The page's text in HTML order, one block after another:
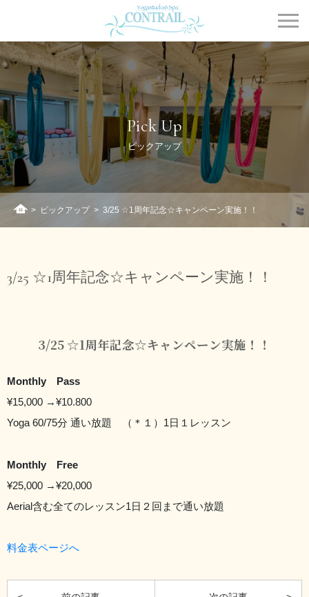
Contrail
Pick Up
ピックアップ
ホーム
> ピックアップ > 3/25 ☆1周年記念☆キャンペーン実施！！
3/25 ☆1周年記念☆キャンペーン実施！！
3/25 ☆1周年記念☆キャンペーン実施！！
Monthly Pass
¥15,000 →¥10.800
Yoga 60/75分 通い放題 （＊１）1日１レッスン
Monthly Free
¥25,000 →¥20,000
Aerial含む全てのレッスン1日２回まで通い放題
料金表ページへ